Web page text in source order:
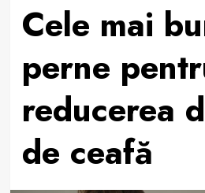
Cele mai
perne
reducerea
de ceafă